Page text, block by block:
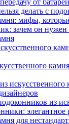
делать с
мифы,
зачем он нужен
искусственного
из
элегантное
для